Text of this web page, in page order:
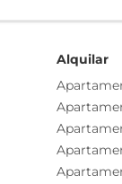
Alquilar